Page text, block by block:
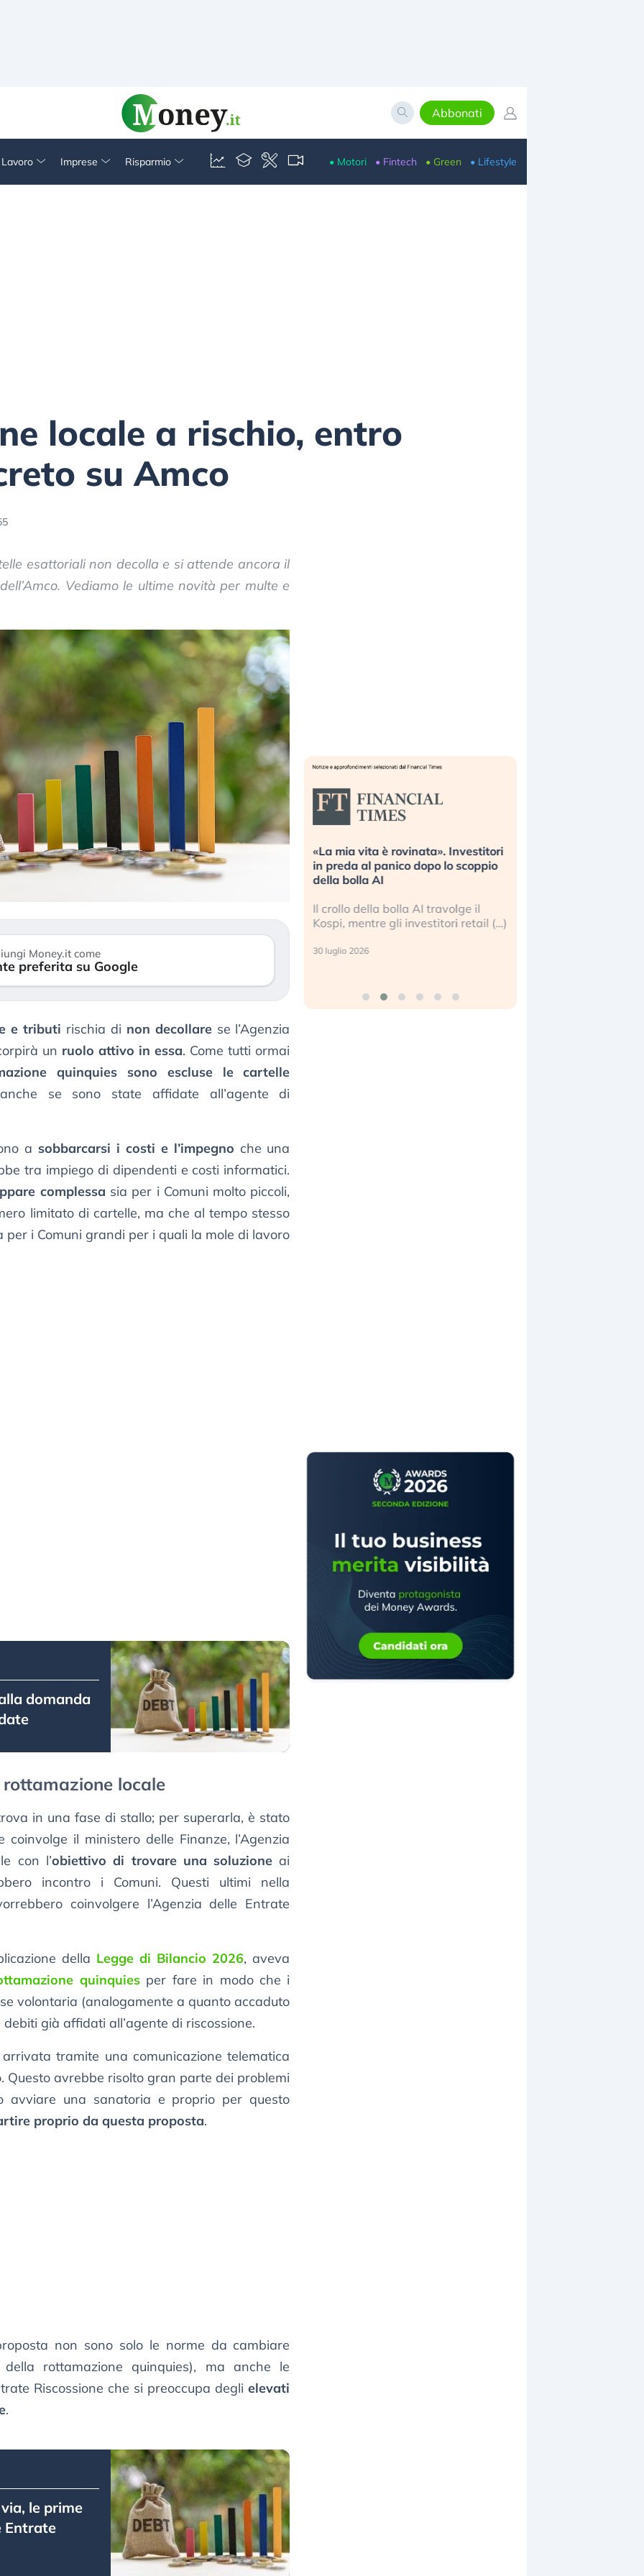
Abbonati
Imprese Risparmio • Motori • Fintech • Green • Lifestyle
locale a rischio, entro
su Amco
esattoriali non decolla e si attende ancora il
Vediamo le ultime novità per multe e
Money.it come
preferita su Google
e tributi rischia di non decollarese l’Agenzia
un ruolo attivo in essa. Come tutti ormai
quinquies sono escluse le cartelle
se sono state affidate all’agente di
a sobbarcarsi i costi e l’impegno che una
tra impiego di dipendenti e costi informatici.
complessa sia per i Comuni molto piccoli,
limitato di cartelle, ma che al tempo stesso
i Comuni grandi per i quali la mole di lavoro
domanda
locale
in una fase di stallo; per superarla, è stato
coinvolge il ministero delle Finanze, l’Agenzia
con l’obiettivo di trovare una soluzione ai
incontro i Comuni. Questi ultimi nella
coinvolgere l’Agenzia delle Entrate
della Legge di Bilancio 2026, aveva
quinquies per fare in modo che i
volontaria (analogamente a quanto accaduto
già affidati all’agente di riscossione.
tramite una comunicazione telematica
Questo avrebbe risolto gran parte dei problemi
avviare una sanatoria e proprio per questo
proprio da questa proposta.
non sono solo le norme da cambiare
rottamazione quinquies), ma anche le
Riscossione che si preoccupa deglielevati
.
le prime
Entrate
Dalle valutazioni estreme alla
correzione. Cosa sta guidando il
repricing degli asset?
mostrando segni di stanchezza
verso le (…)
3 agosto 2026
«La mia vita è rovinata». Investitori
in preda al panico dopo lo scoppio
Il crollo della bolla AI travolge il
Kospi, mentre gli investitori retail (…)
Quando la finanza pesa più
dell’economia reale. L’America sta
La ricchezza mondiale cresce, ma è
sempre più sganciata dall’economia